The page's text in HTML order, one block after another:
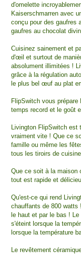
d'omelette
Kaiserschmarren avec
conçu pour des gaufres
gaufres au chocolat
Cuisinez sainement et
d'œil et surtout de
absolument illimitées !
grâce à la régulation
le plus bel œuf au plat
FlipSwitch vous
temps record et le goût
Livington FlipSwitch
vraiment vite ! Que ce
famille ou même les
tous les tiroirs de
Que ce soit à la maison
tout est rapide et
Qu'est-ce qui rend
chauffants de 800 watts
le haut et par le bas !
s'éteint lorsque la
lorsque la température
Le revêtement